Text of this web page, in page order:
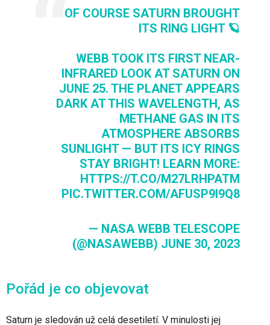
OF COURSE SATURN BROUGHT
ITS RING LIGHT 🪐
WEBB TOOK ITS FIRST NEAR-
INFRARED LOOK AT SATURN ON
JUNE 25. THE PLANET APPEARS
DARK AT THIS WAVELENGTH, AS
METHANE GAS IN ITS
ATMOSPHERE ABSORBS
SUNLIGHT — BUT ITS ICY RINGS
STAY BRIGHT! LEARN MORE:
HTTPS://T.CO/M27LRHPATM
PIC.TWITTER.COM/AFUSP9I9Q8
— NASA WEBB TELESCOPE
(@NASAWEBB) JUNE 30, 2023
Pořád je co objevovat
Saturn je sledován už celá desetiletí. V minulosti jej